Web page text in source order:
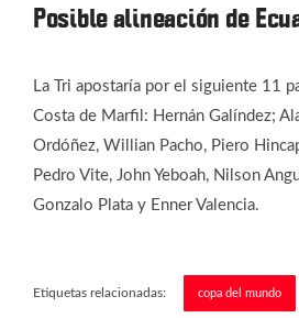
Posible alineación de
La Tri apostaría por el siguiente 11
Costa de Marfil: Hernán Galíndez;
Ordóñez, Willian Pacho, Piero
Pedro Vite, John Yeboah, Nilson
Gonzalo Plata y Enner Valencia.
Etiquetas relacionadas: copa del mundo